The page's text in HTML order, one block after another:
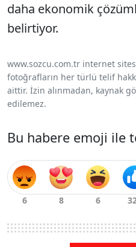
daha ekonomik
belirtiyor.
www.sozcu.com.tr internet
fotoğrafların her türlü telif
aittir. İzin alınmadan, kaynak
edilemez.
Bu habere emoji ile